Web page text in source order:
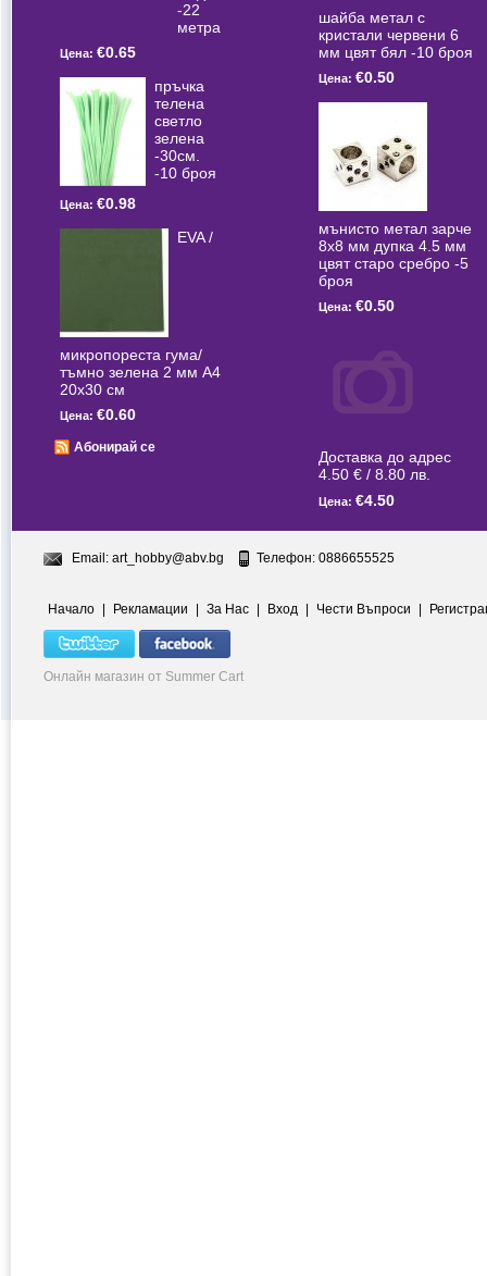
-22
метра
Цена: €0.65
пръчка
телена
светлo
зелена
-30см.
-10 броя
Цена: €0.98
EVA /
микропореста гума/
тъмно зелена 2 мм А4
20x30 см
Цена: €0.60
Абонирай се
шайба метал с
кристали червени 6
мм цвят бял -10 броя
Цена: €0.50
мънисто метал зарче
8x8 мм дупка 4.5 мм
цвят старо сребро -5
броя
Цена: €0.50
Доставка до адрес
4.50 € / 8.80 лв.
Цена: €4.50
Email: art_hobby@abv.bg Телефон: 0886655525
Начало | Рекламации | За Нас | Вход | Чести Въпроси |
Онлайн магазин от Summer Cart